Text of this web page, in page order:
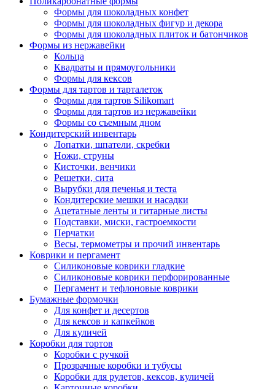
Формы для шоколадных конфет
Формы для шоколадных фигур и декора
Формы для шоколадных плиток и батончиков
Формы из нержавейки
Кольца
Квадраты и прямоугольники
Формы для кексов
Формы для тартов и тарталеток
Формы для тартов Silikomart
Формы для тартов из нержавейки
Формы со съемным дном
Кондитерский инвентарь
Лопатки, шпатели, скребки
Ножи, струны
Кисточки, венчики
Решетки, сита
Вырубки для печенья и теста
Кондитерские мешки и насадки
Ацетатные ленты и гитарные листы
Подставки, миски, гастроемкости
Перчатки
Весы, термометры и прочий инвентарь
Коврики и пергамент
Силиконовые коврики гладкие
Силиконовые коврики перфорированные
Пергамент и тефлоновые коврики
Бумажные формочки
Для конфет и десертов
Для кексов и капкейков
Для куличей
Коробки для тортов
Коробки с ручкой
Прозрачные коробки и тубусы
Коробки для рулетов, кексов, куличей